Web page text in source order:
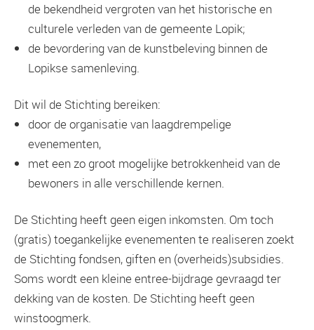
de bekendheid vergroten van het historische en
culturele verleden van de gemeente Lopik;
de bevordering van de kunstbeleving binnen de
Lopikse samenleving.
Dit wil de Stichting bereiken:
door de organisatie van laagdrempelige
evenementen,
met een zo groot mogelijke betrokkenheid van de
bewoners in alle verschillende kernen.
De Stichting heeft geen eigen inkomsten. Om toch
(gratis) toegankelijke evenementen te realiseren zoekt
de Stichting fondsen, giften en (overheids)subsidies.
Soms wordt een kleine entree-bijdrage gevraagd ter
dekking van de kosten. De Stichting heeft geen
winstoogmerk.